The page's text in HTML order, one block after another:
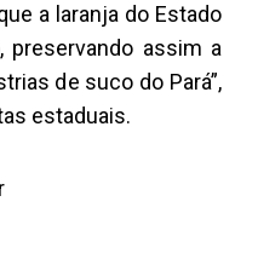
a laranja do Estado
preservando assim a
de suco do Pará”,
estaduais.